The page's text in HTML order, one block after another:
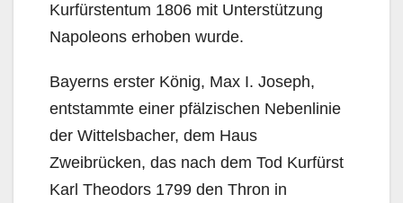
Kurfürstentum 1806 mit Unterstützung
Napoleons erhoben wurde.
Bayerns erster König, Max I. Joseph,
entstammte einer pfälzischen Nebenlinie
der Wittelsbacher, dem Haus
Zweibrücken, das nach dem Tod Kurfürst
Karl Theodors 1799 den Thron in